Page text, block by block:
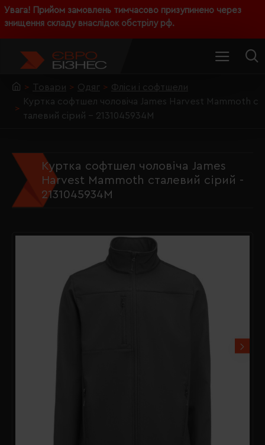
Увага! Прийом замовлень тимчасово призупинено через
знищення складу внаслідок обстрілу рф.
Товари Одяг
Фліси і софтшели
Куртка софтшел чоловіча James Harvest Mammoth с
талевий сірий - 2131045934M
Куртка софтшел чоловіча James
Harvest Mammoth сталевий сірий -
2131045934M